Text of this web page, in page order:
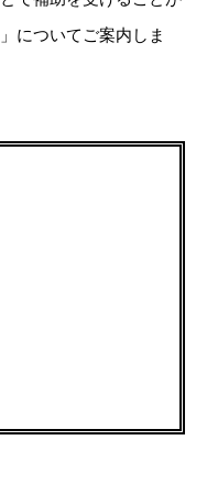
についてご案内しま